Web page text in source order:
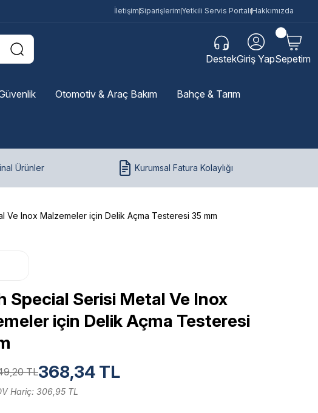
İletişimSiparişlerim Yetkili Servis Portalı Hakkımızda
DestekGiriş YapSepetim
Otomotiv & Araç Bakım Bahçe & Tarım
Ürünler Kurumsal Fatura Kolaylığı
Ve Inox Malzemeler için Delik Açma Testeresi 35 mm
Special Serisi Metal Ve Inox
için Delik Açma Testeresi
TL368,34 TL
Hariç: 306,95 TL